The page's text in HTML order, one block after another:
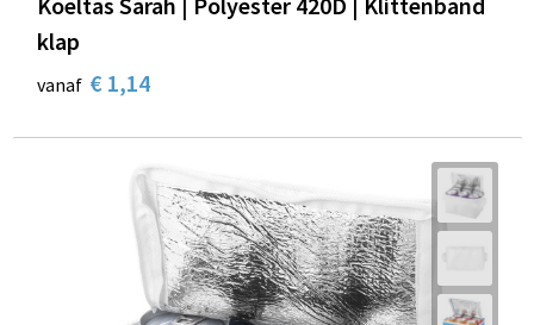
klap
vanaf € 1,14